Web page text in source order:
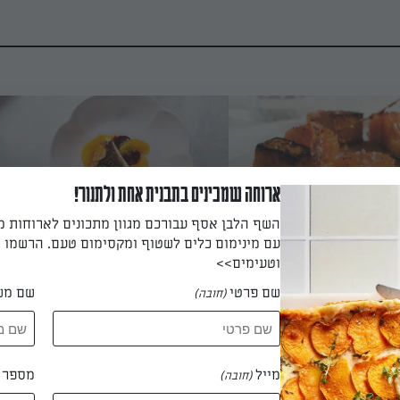
עם קרם גזר וג'ינג'ר
קוביות דג נפלאות עם
מושלמת לפתוח את השנה
אמנון מושחם עם סלק מזוגג, פלחי
תפוזים ותפוח פינק ליידי מקורמל
השילוב המפתיע של דג האמנון עם הפירות,
המנה לאחת המיוחדות בשולחן החג
ארוחה שמכינים בתבנית אחת ולתנור!
השף הלבן אסף עבורכם מגוון מתכונים
עם מינימום כלים לשטוף ומקסימום טעם. הרשמו
וטעימים>>
שם פרטי(חובה) שם
מייל(חובה) מספר